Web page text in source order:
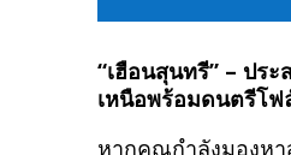
“เฮือนสุนทรี” – ปร
เหนือพร้อมดนตรีโฟ
หากคุณกำลังมองห